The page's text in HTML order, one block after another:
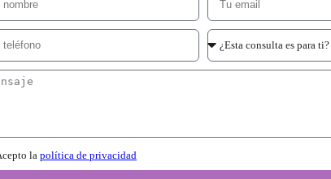
lapolítica de privacidad